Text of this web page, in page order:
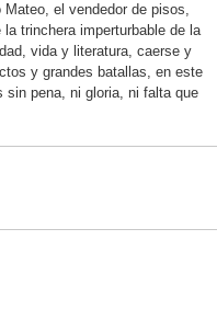
el vendedor de pisos,
trinchera imperturbable de la
vida y literatura, caerse y
y grandes batallas, en este
sin pena, ni gloria, ni falta que